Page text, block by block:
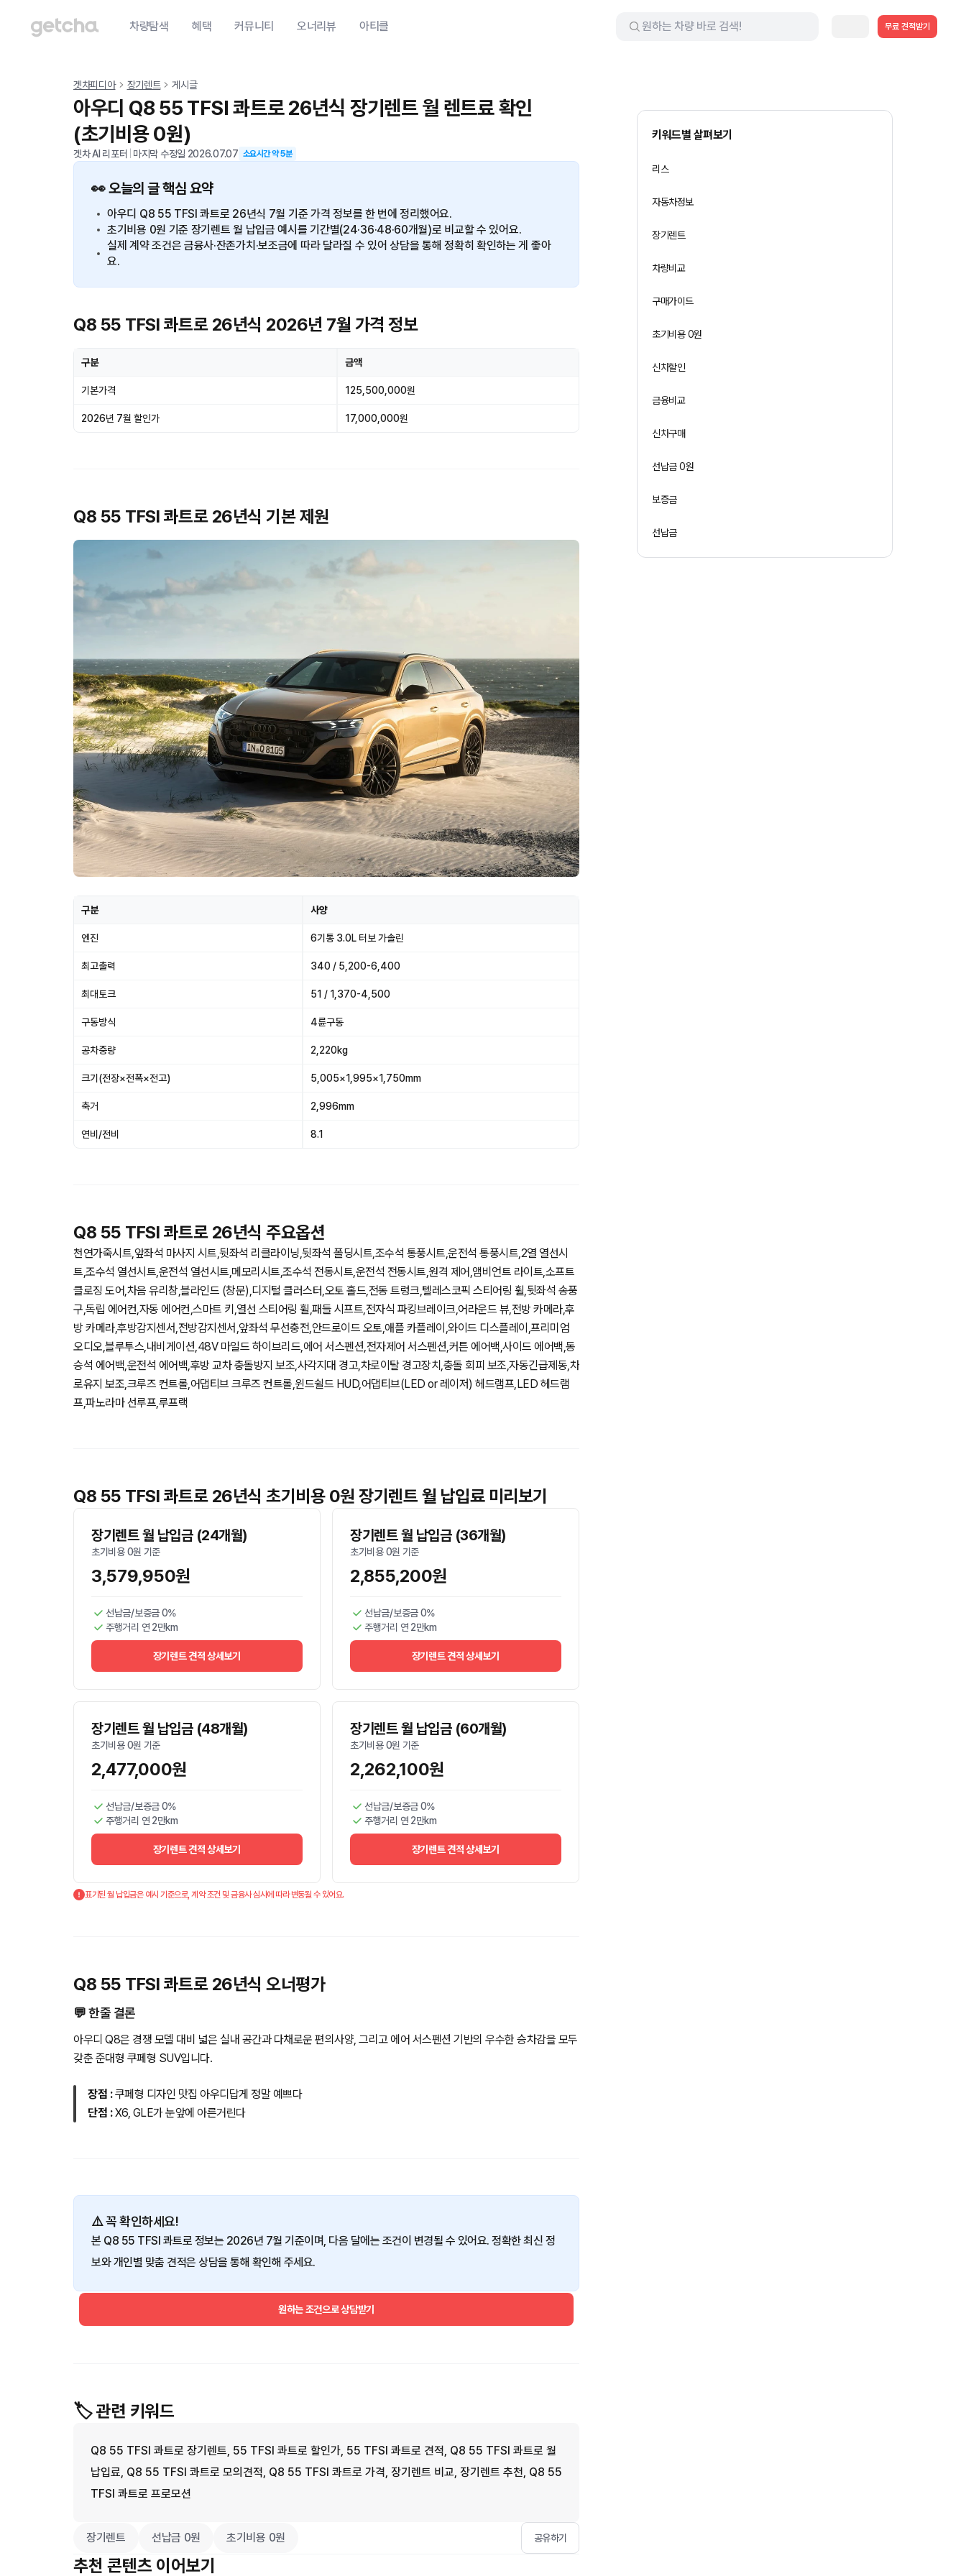
차량탐색 혜택 커뮤니티 오너리뷰 아티클 무료 견적받기
겟차피디아 장기렌트 게시글
아우디 Q8 55 TFSI 콰트로 26년식 장기렌트 월 렌트료 확인
(초기비용 0원)
겟차 AI 리포터 마지막 수정일 2026.07.07 소요시간 약5분
👀 오늘의 글 핵심 요약
아우디 Q8 55 TFSI 콰트로 26년식 7월 기준 가격 정보를 한 번에 정리했어요.
초기비용 0원 기준 장기렌트 월 납입금 예시를 기간별(24·36·48·60개월)로 비교할 수 있어요.
실제 계약 조건은 금융사·잔존가치·보조금에 따라 달라질 수 있어 상담을 통해 정확히 확인하는 게 좋아
요.
Q8 55 TFSI 콰트로 26년식 2026년 7월 가격 정보
구분 금액
기본가격 125,500,000원
2026년 7월 할인가 17,000,000원
Q8 55 TFSI 콰트로 26년식 기본 제원
구분 사양
엔진 6기통 3.0L 터보 가솔린
최고출력 340 / 5,200-6,400
최대토크 51 / 1,370-4,500
구동방식 4륜구동
공차중량 2,220kg
크기(전장×전폭×전고) 5,005×1,995×1,750mm
축거 2,996mm
연비/전비 8.1
Q8 55 TFSI 콰트로 26년식 주요옵션
천연가죽시트,앞좌석 마사지 시트,뒷좌석 리클라이닝,뒷좌석 폴딩시트,조수석 통풍시트,운전석 통풍시트,2열 열선시
트,조수석 열선시트,운전석 열선시트,메모리시트,조수석 전동시트,운전석 전동시트,원격 제어,앰비언트 라이트,소프트
클로징 도어,차음 유리창,블라인드 (창문),디지털 클러스터,오토 홀드,전동 트렁크,텔레스코픽 스티어링 휠,뒷좌석 송풍
구,독립 에어컨,자동 에어컨,스마트 키,열선 스티어링 휠,패들 시프트,전자식 파킹브레이크,어라운드 뷰,전방 카메라,후
방 카메라,후방감지센서,전방감지센서,앞좌석 무선충전,안드로이드 오토,애플 카플레이,와이드 디스플레이,프리미엄
오디오,블루투스,내비게이션,48V 마일드 하이브리드,에어 서스펜션,전자제어 서스펜션,커튼 에어백,사이드 에어백,동
승석 에어백,운전석 에어백,후방 교차 충돌방지 보조,사각지대 경고,차로이탈 경고장치,충돌 회피 보조,자동긴급제동,차
로유지 보조,크루즈 컨트롤,어댑티브 크루즈 컨트롤,윈드쉴드 HUD,어댑티브(LED or 레이저) 헤드램프,LED 헤드램
프,파노라마 선루프,루프랙
Q8 55 TFSI 콰트로 26년식 초기비용 0원 장기렌트 월 납입료 미리보기
장기렌트 월 납입금 (24개월)
초기비용 0원 기준
3,579,950원
선납금/보증금 0%
주행거리 연 2만km
장기렌트 견적 상세보기
장기렌트 월 납입금 (36개월)
초기비용 0원 기준
2,855,200원
선납금/보증금 0%
주행거리 연 2만km
장기렌트 견적 상세보기
장기렌트 월 납입금 (48개월)
초기비용 0원 기준
2,477,000원
선납금/보증금 0%
주행거리 연 2만km
장기렌트 견적 상세보기
장기렌트 월 납입금 (60개월)
초기비용 0원 기준
2,262,100원
선납금/보증금 0%
주행거리 연 2만km
장기렌트 견적 상세보기
표기된 월 납입금은 예시 기준으로, 계약 조건 및 금융사 심사에 따라 변동될 수 있어요.
Q8 55 TFSI 콰트로 26년식 오너평가
💬 한줄 결론
아우디 Q8은 경쟁 모델 대비 넓은 실내 공간과 다채로운 편의사양, 그리고 에어 서스펜션 기반의 우수한 승차감을 모두
갖춘 준대형 쿠페형 SUV입니다.
장점 :쿠페형 디자인 맛집 아우디답게 정말 예쁘다
단점 :X6, GLE가 눈앞에 아른거린다
⚠️ 꼭 확인하세요!
본 Q8 55 TFSI 콰트로 정보는 2026년 7월 기준이며, 다음 달에는 조건이 변경될 수 있어요. 정확한 최신 정
보와 개인별 맞춤 견적은 상담을 통해 확인해 주세요.
원하는 조건으로 상담받기
🏷️ 관련 키워드
Q8 55 TFSI 콰트로 장기렌트, 55 TFSI 콰트로 할인가, 55 TFSI 콰트로 견적, Q8 55 TFSI 콰트로 월
납입료, Q8 55 TFSI 콰트로 모의견적, Q8 55 TFSI 콰트로 가격, 장기렌트 비교, 장기렌트 추천, Q8 55
TFSI 콰트로 프로모션
장기렌트 선납금 0원 초기비용 0원 공유하기
추천 콘텐츠 이어보기
키워드별 살펴보기
리스
자동차정보
장기렌트
차량비교
구매가이드
초기비용 0원
신차할인
금융비교
신차구매
선납금 0원
보증금
선납금